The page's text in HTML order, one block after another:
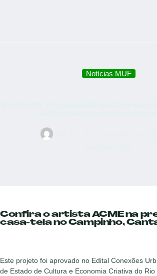
Notícias MUF
Confira o artista ACME na
casa-tela no Campinho,
Este projeto foi aprovado no Edital Conexões
de Estado de Cultura e Economia Criativa do